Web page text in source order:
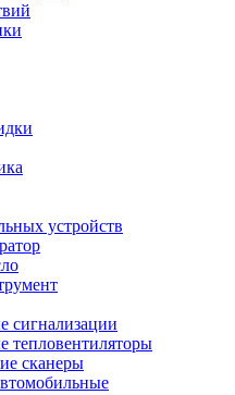
устройств
сигнализации
тепловентиляторы
сканеры